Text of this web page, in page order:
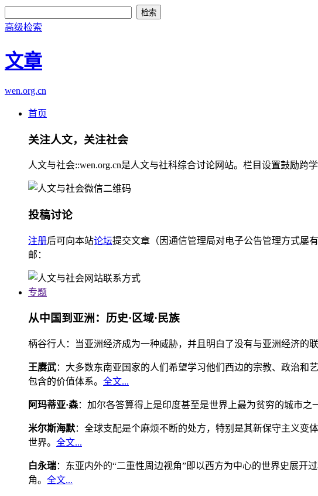
高级检索
文章
wen.org.cn
首页
关注人文，关注社会
人文与社会::wen.org.cn是人文与社科综合讨论网站。栏目设置鼓励
投稿讨论
注册后可向本站论坛提交文章（因通信管理局对电子公告管理方式屡
邮：
专题
从中国到亚洲：历史·区域·民族
柄谷行人：当亚洲经济成为一种威胁，并且明白了没有与亚洲经济的
王赓武：大多数东南亚国家的人们希望学习他们西边的宗教、政治和
包含的价值体系。 全文...
阿玛蒂亚·森：加尔各答算得上是印度甚至是世界上最为贫穷的城市
米尔斯海默：全球支配是个麻烦不断的处方，特别是其新保守主义变
世界。 全文...
白永瑞：东亚内外的“二重性周边视角”即以西方为中心的世界史展
角。 全文...